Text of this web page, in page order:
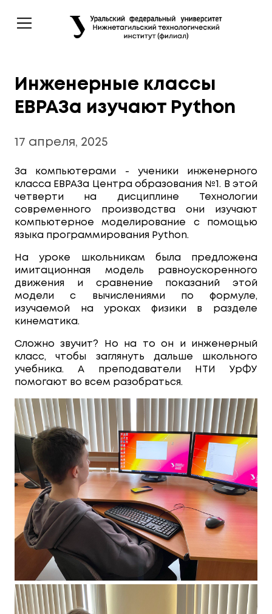
Инженерные классы
ЕВРАЗа изучают Python
17 апреля, 2025
За компьютерами - ученики инженерного
класса ЕВРАЗа Центра образования №1. В этой
четверти на дисциплине Технологии
современного производства они изучают
компьютерное моделирование с помощью
языка программирования Python.
На уроке школьникам была предложена
имитационная модель равноускоренного
движения и сравнение показаний этой
модели с вычислениями по формуле,
изучаемой на уроках физики в разделе
кинематика.
Сложно звучит? Но на то он и инженерный
класс, чтобы заглянуть дальше школьного
учебника. А преподаватели НТИ УрФУ
помогают во всем разобраться.